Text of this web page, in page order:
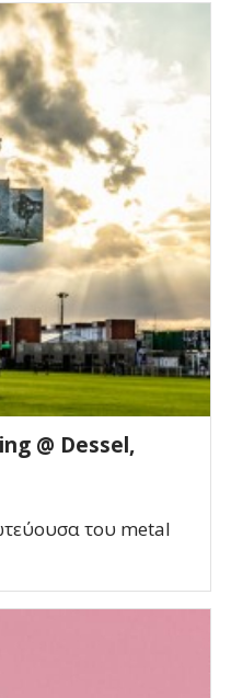
@ Dessel,
του metal